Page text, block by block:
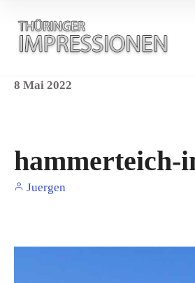
8 Mai 2022
hammerteich-
Juergen